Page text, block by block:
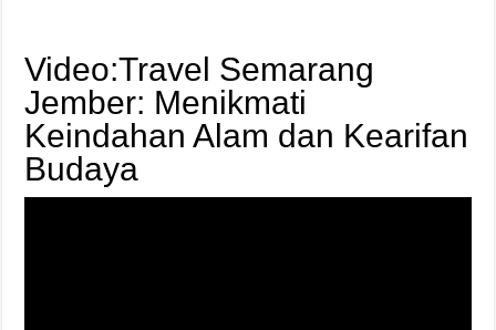
Video:Travel Semarang
Jember: Menikmati
Keindahan Alam dan Kearifan
Budaya